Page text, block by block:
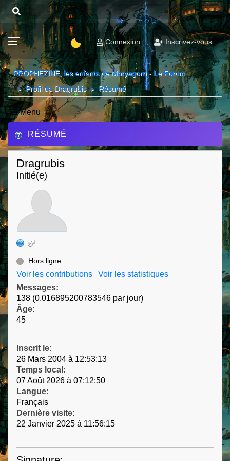
Connexion Inscrivez-vous
PROPHEZINE, les enfants de Moryagorn - Le Forum
► Profil de Dragrubis ► Résumé
Menu
RÉSUMÉ
Dragrubis
Initié(e)
Hors ligne
Voir les contributions
Voir les statistiques
Messages:
138 (0.016895200783546 par jour)
Âge:
45
Inscrit le:
26 Mars 2004 à 12:53:13
Temps local:
07 Août 2026 à 07:12:50
Langue:
Français
Dernière visite:
22 Janvier 2025 à 11:56:15